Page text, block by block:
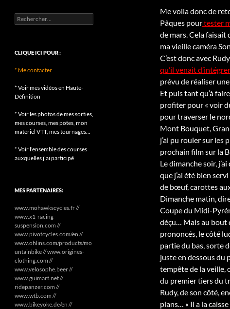
Me voila donc de
Pâques pourtester
de mars. Cela faisait
ma vieille caméra
C’est donc avec
qu’il venait d’intégrer
prévu de réaliser
Et puis tant qu’à
profiter pour « voir
pour traverser le
Mont Bouquet,
j’ai pu rouler sur les
prochain film sur la
Le dimanche soir,
que j’ai été bien
de bœuf, carottes
Dimanche matin,
Coupe du Midi-
déçu… Mais au bout
prononcés, le côté
partie du bas, sorte
juste en dessous du
tempête de la veille,
du premier tiers du
Rudy, de son côté,
plans… « Il a la
Rechercher :
CLIQUE ICI POUR :
* Me contacter
* Voir mes vidéos en Haute-
Définition
* Voir les photos de mes sorties,
mes courses, mes potes, mon
matériel VTT, mes tournages...
* Voir l'ensemble des courses
auxquelles j'ai participé
MES PARTENAIRES:
www.mohawkscycles.fr //
www.x1-racing-
suspension.com //
www.pivotcycles.com/en //
www.ohlins.com/products/mo
untainbike // www.origines-
clothing.com //
www.velosophe.beer //
www.guimart.net //
ridepanzer.com //
www.wtb.com //
www.bikeyoke.de/en //